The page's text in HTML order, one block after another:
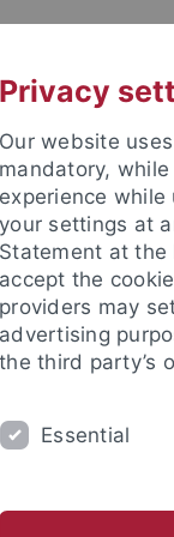
STUDIUM
und Publikationen
-
Privacy
Our website
mandatory,
experience while
your settings at
Statement at the
accept the
providers may
advertising
the third party’s
Essential